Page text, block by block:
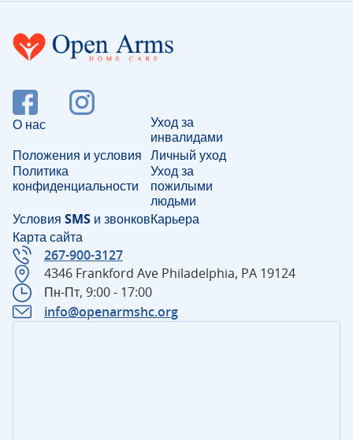
О нас
Уход за
инвалидами
Положения и условия Личный уход
Политика
конфиденциальности
Уход за
пожилыми
людьми
Условия SMS и звонковКарьера
Карта сайта
267-900-3127
4346 Frankford Ave Philadelphia, PA 19124
Пн-Пт, 9:00 - 17:00
info@openarmshc.org